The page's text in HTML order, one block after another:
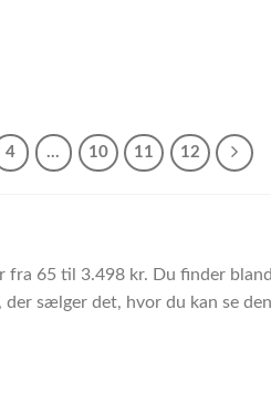
4 … 10 11 12
65 til 3.498 kr. Du finder
sælger det, hvor du kan se